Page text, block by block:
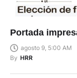
Portada
agosto 9, 5:00 AM
By HRR